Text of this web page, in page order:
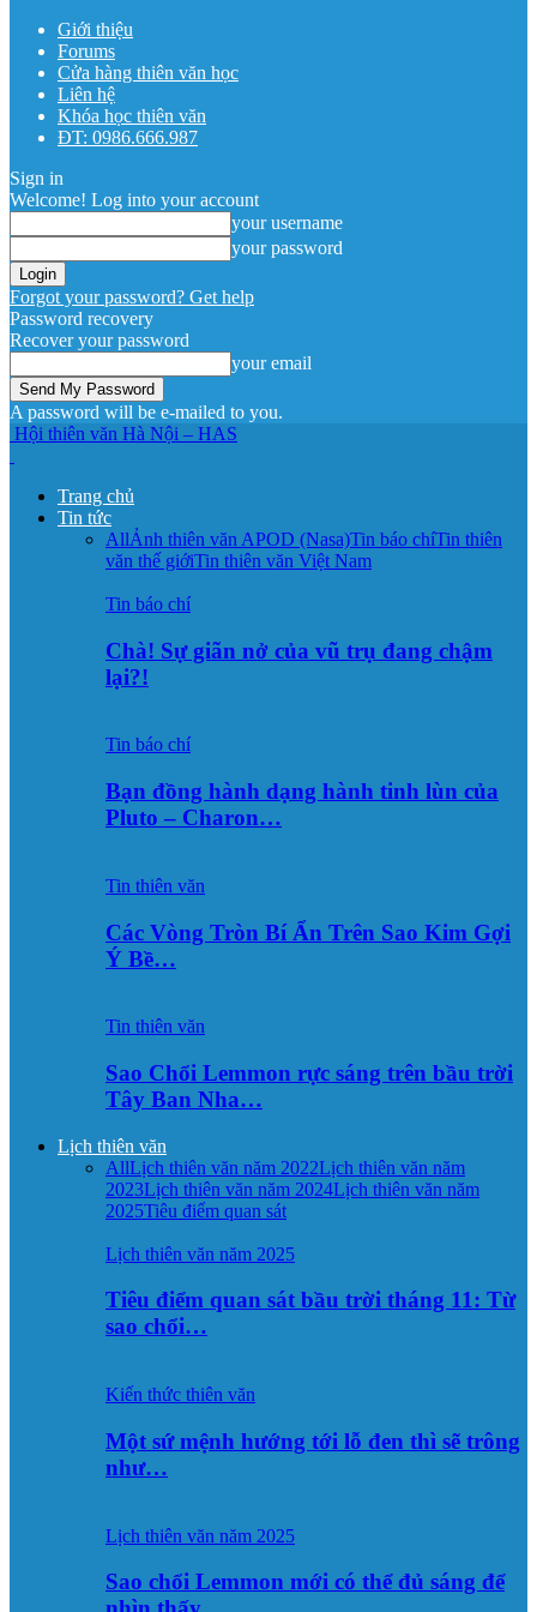
Giới thiệu
Forums
Cửa hàng thiên văn học
Liên hệ
Khóa học thiên văn
ĐT: 0986.666.987
Sign in
Welcome! Log into your account
your username
your password
Forgot your password? Get help
Password recovery
Recover your password
your email
A password will be e-mailed to you.
Hội thiên văn Hà Nội – HAS
Trang chủ
Tin tức
AllẢnh thiên văn APOD (Nasa)Tin báo chíTin thiên
văn thế giớiTin thiên văn Việt Nam
Tin báo chí
Chà! Sự giãn nở của vũ trụ đang chậm
lại?!
Tin báo chí
Bạn đồng hành dạng hành tinh lùn của
Pluto – Charon…
Tin thiên văn
Các Vòng Tròn Bí Ẩn Trên Sao Kim Gợi
Ý Bề…
Tin thiên văn
Sao Chổi Lemmon rực sáng trên bầu trời
Tây Ban Nha…
Lịch thiên văn
AllLịch thiên văn năm 2022Lịch thiên văn năm
2023Lịch thiên văn năm 2024Lịch thiên văn năm
2025Tiêu điểm quan sát
Lịch thiên văn năm 2025
Tiêu điểm quan sát bầu trời tháng 11: Từ
sao chổi…
Kiến thức thiên văn
Một sứ mệnh hướng tới lỗ đen thì sẽ trông
như…
Lịch thiên văn năm 2025
Sao chổi Lemmon mới có thể đủ sáng để